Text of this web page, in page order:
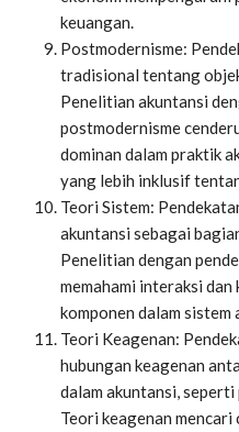
keuangan.
Postmodernisme:
tradisional tentang
Penelitian akuntansi
postmodernisme
dominan dalam praktik
yang lebih inklusif
Teori Sistem:
akuntansi sebagai
Penelitian dengan
memahami interaksi
komponen dalam sistem
Teori Keagenan:
hubungan keagenan
dalam akuntansi, seperti
Teori keagenan